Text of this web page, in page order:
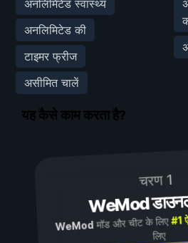
अनलिमिटेड स्वास्थ्य
अनलिमिटेड की
टाइमर फ्रीज
असीमित चालें
यह कैसे काम करता है?
चरण 1
WeMod
WeMod मॉड और चीट के लिए#1
लिए